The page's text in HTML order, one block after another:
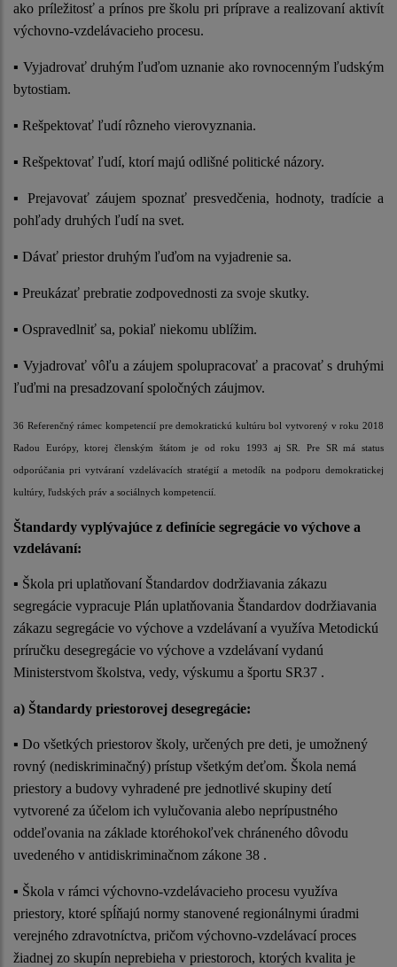
ako príležitosť a prínos pre školu pri príprave a realizovaní aktivít
výchovno-vzdelávacieho procesu.
▪ Vyjadrovať druhým ľuďom uznanie ako rovnocenným ľudským
bytostiam.
▪ Rešpektovať ľudí rôzneho vierovyznania.
▪ Rešpektovať ľudí, ktorí majú odlišné politické názory.
▪ Prejavovať záujem spoznať presvedčenia, hodnoty, tradície a
pohľady druhých ľudí na svet.
▪ Dávať priestor druhým ľuďom na vyjadrenie sa.
▪ Preukázať prebratie zodpovednosti za svoje skutky.
▪ Ospravedlniť sa, pokiaľ niekomu ublížim.
▪ Vyjadrovať vôľu a záujem spolupracovať a pracovať s druhými
ľuďmi na presadzovaní spoločných záujmov.
36 Referenčný rámec kompetencií pre demokratickú kultúru bol vytvorený v roku 2018
Radou Európy, ktorej členským štátom je od roku 1993 aj SR. Pre SR má status
odporúčania pri vytváraní vzdelávacích stratégií a metodík na podporu demokratickej
kultúry, ľudských práv a sociálnych kompetencií.
Štandardy vyplývajúce z definície segregácie vo výchove a
vzdelávaní:
▪ Škola pri uplatňovaní Štandardov dodržiavania zákazu
segregácie vypracuje Plán uplatňovania Štandardov dodržiavania
zákazu segregácie vo výchove a vzdelávaní a využíva Metodickú
príručku desegregácie vo výchove a vzdelávaní vydanú
Ministerstvom školstva, vedy, výskumu a športu SR37 .
a) Štandardy priestorovej desegregácie:
▪ Do všetkých priestorov školy, určených pre deti, je umožnený
rovný (nediskriminačný) prístup všetkým deťom. Škola nemá
priestory a budovy vyhradené pre jednotlivé skupiny detí
vytvorené za účelom ich vylučovania alebo neprípustného
oddeľovania na základe ktoréhokoľvek chráneného dôvodu
uvedeného v antidiskriminačnom zákone 38 .
▪ Škola v rámci výchovno-vzdelávacieho procesu využíva
priestory, ktoré spĺňajú normy stanovené regionálnymi úradmi
verejného zdravotníctva, pričom výchovno-vzdelávací proces
žiadnej zo skupín neprebieha v priestoroch, ktorých kvalita je